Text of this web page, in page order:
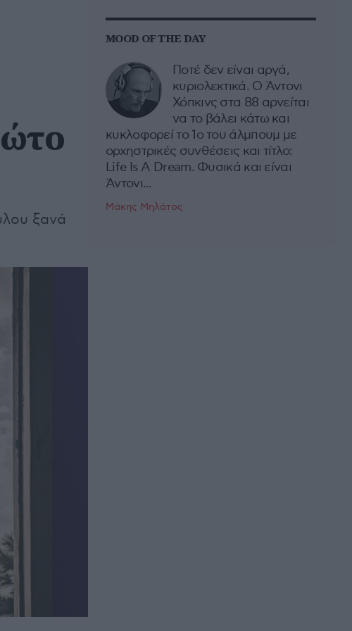
ξανά
MOOD OF THE DAY
Ποτέ δεν είναι αργά,
κυριολεκτικά. Ο Άντονι
Χόπκινς στα 88 αρνείται
να το βάλει κάτω και
κυκλοφορεί το 1ο του άλμπουμ με
ορχηστρικές συνθέσεις και τίτλο:
Life Is A Dream. Φυσικά και είναι
Άντονι...
Μάκης Μηλάτος